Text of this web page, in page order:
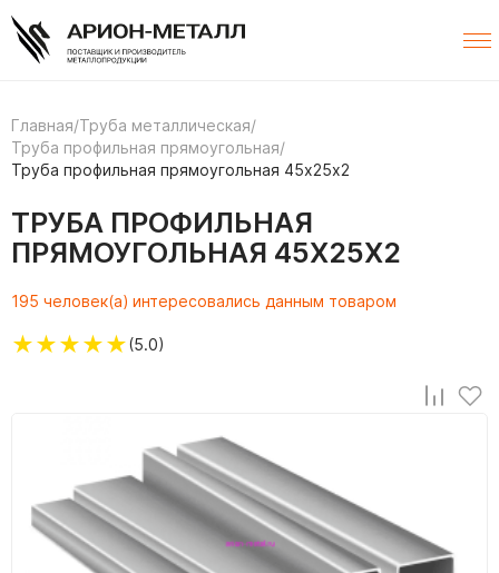
Главная/Труба металлическая/
Труба профильная прямоугольная/
Труба профильная прямоугольная 45х25х2
ТРУБА ПРОФИЛЬНАЯ
ПРЯМОУГОЛЬНАЯ 45Х25Х2
195 человек(а) интересовались данным товаром
★★★★★(5.0)